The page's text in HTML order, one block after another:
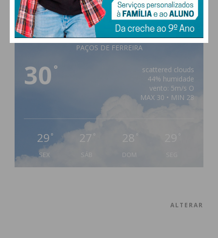
PAÇOS DE FERREIRA
30 °
scattered clouds
44% humidade
vento: 5m/s O
MAX 30 • MIN 28
29 °
SEX
27 °
SÁB
28 °
DOM
ALTERAR